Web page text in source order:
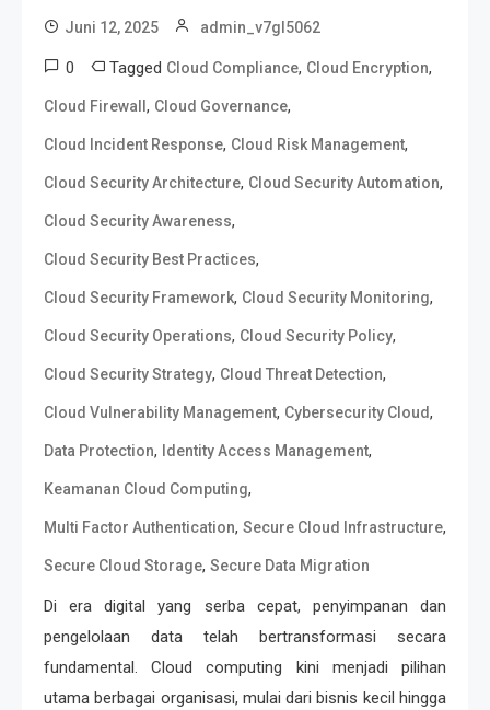
Juni 12, 2025 admin_v7gl5062
0 Tagged Cloud Compliance, Cloud Encryption,
Cloud Firewall , Cloud Governance,
Cloud Incident Response, Cloud Risk Management,
Cloud Security Architecture, Cloud Security Automation,
Cloud Security Awareness,
Cloud Security Best Practices,
Cloud Security Framework, Cloud Security Monitoring,
Cloud Security Operations, Cloud Security Policy,
Cloud Security Strategy, Cloud Threat Detection,
Cloud Vulnerability Management, Cybersecurity Cloud,
Data Protection, Identity Access Management,
Keamanan Cloud Computing,
Multi Factor Authentication, Secure Cloud Infrastructure,
Secure Cloud Storage, Secure Data Migration
Di era digital yang serba cepat, penyimpanan dan
pengelolaan data telah bertransformasi secara
fundamental. Cloud computing kini menjadi pilihan
utama berbagai organisasi, mulai dari bisnis kecil hingga